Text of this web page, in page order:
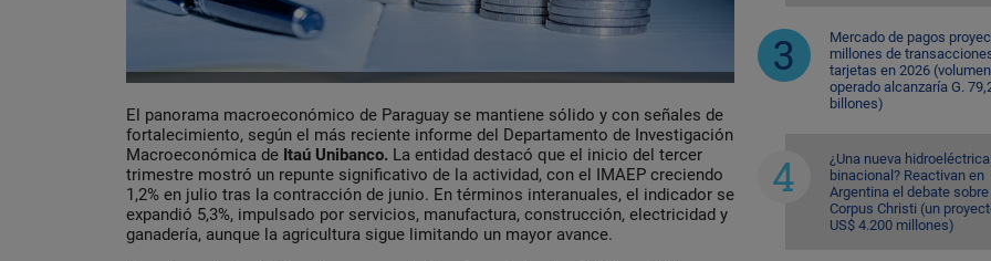
El panorama macroeconómico de Paraguay se mantiene sólido y con señales de
fortalecimiento, según el más reciente informe del Departamento de Investigación
Macroeconómica de Itaú Unibanco. La entidad destacó que el inicio del tercer
trimestre mostró un repunte significativo de la actividad, con el IMAEP creciendo
1,2% en julio tras la contracción de junio. En términos interanuales, el indicador se
expandió 5,3%, impulsado por servicios, manufactura, construcción, electricidad y
ganadería, aunque la agricultura sigue limitando un mayor avance.
Mercado de pagos
millones de
tarjetas en 2026 (volumen
operado alcanzaría G.
billones)
¿Una nueva hidroeléctrica
binacional? Reactivan en
Argentina el debate sobre
Corpus Christi (un
US$ 4.200 millones)